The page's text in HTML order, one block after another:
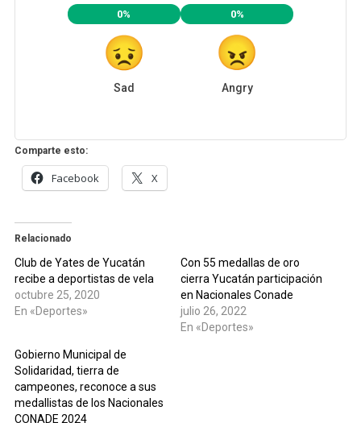
0%
Sad
0%
Angry
Comparte esto:
Facebook X
Relacionado
Club de Yates de Yucatán
recibe a deportistas de vela
octubre 25, 2020
En «Deportes»
Con 55 medallas de oro
cierra Yucatán participación
en Nacionales Conade
julio 26, 2022
En «Deportes»
Gobierno Municipal de
Solidaridad, tierra de
campeones, reconoce a sus
medallistas de los Nacionales
CONADE 2024